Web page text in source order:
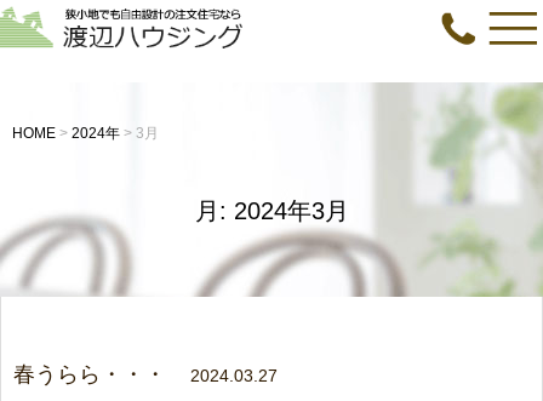
HOME > 2024年 > 3月
月: 2024年3月
春うらら・・・ 2024.03.27